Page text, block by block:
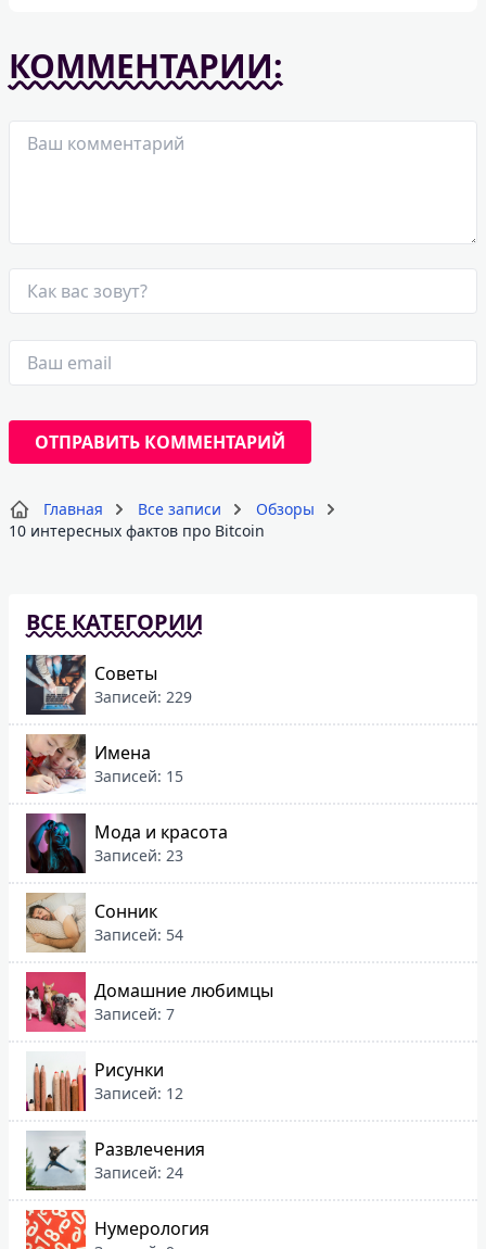
КОММЕНТАРИИ:
Главная Все записи
Обзоры
10 интересных фактов про Bitcoin
ВСЕ КАТЕГОРИИ
Советы
Записей: 229
Имена
Записей: 15
Мода и красота
Записей: 23
Сонник
Записей: 54
Домашние любимцы
Записей: 7
Рисунки
Записей: 12
Развлечения
Записей: 24
Нумерология